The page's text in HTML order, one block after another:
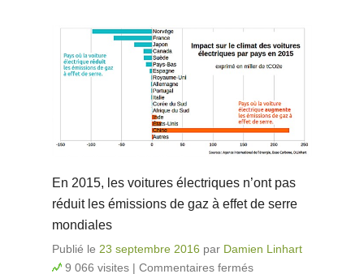
En 2015, les voitures électriques n’ont pas
réduit les émissions de gaz à effet de serre
mondiales
Publié le 23 septembre 2016 par Damien Linhart
9 066 visites | Commentaires fermés